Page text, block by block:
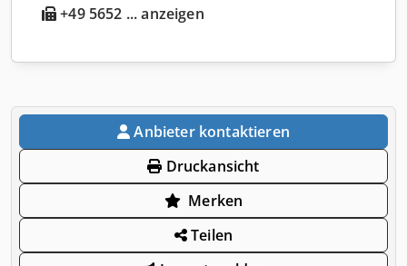
+49 5652 ... anzeigen
Anbieter kontaktieren
Druckansicht
Merken
Teilen